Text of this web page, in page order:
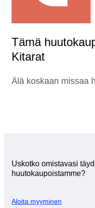
Tämä
Kitarat
Älä koskaan missaa
Uskotko omistavasi
huutokaupoistamme?
Aloita myyminen